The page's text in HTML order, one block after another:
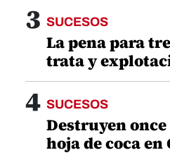
3 SUCESOS
La pena para
trata y
4 SUCESOS
Destruyen
hoja de coca en